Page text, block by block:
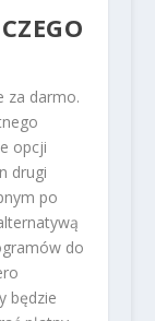
za darmo.
opcji
drugi
po
do
będzie